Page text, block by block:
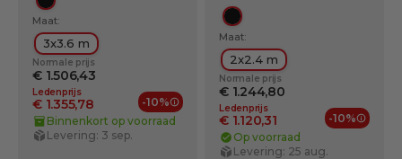
Zwart
Maat:
3x3.6 m
Normale prijs
€ 1.506,43
Ledenprijs
€ 1.355,78 -10%
Ledenvoordelen
Binnenkort op voorraad
Levering: 3 sep.
Zwart
Maat:
2x2.4 m
Normale prijs
€ 1.244,80
Ledenprijs
€ 1.120,31 -10%
Op voorraad
Levering: 25 aug.